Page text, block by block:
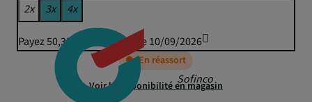
Sofinco
2x 3x 4x
Payez 50,35 € puis 49,50 € le 10/09/2026
En réassort
Voir la disponibilité en magasin